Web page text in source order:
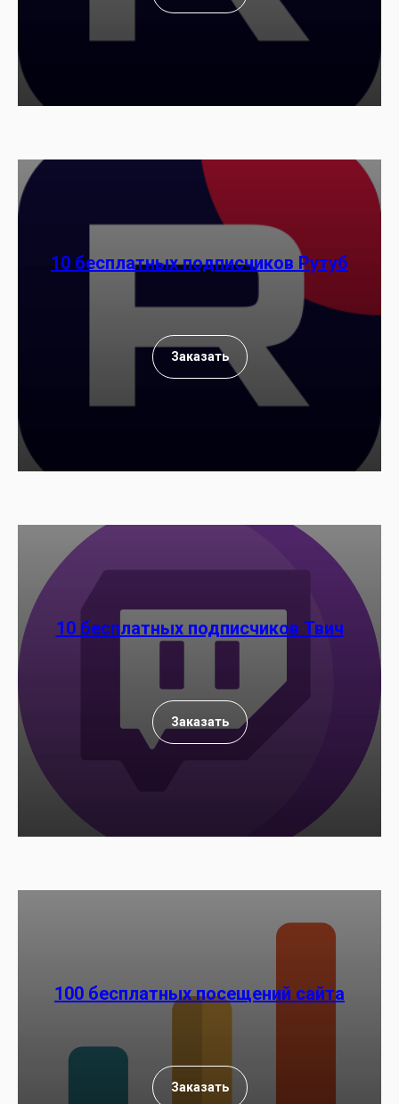
10 бесплатных подписчиков Рутуб
Заказать
10 бесплатных подписчиков Твич
Заказать
100 бесплатных посещений сайта
Заказать